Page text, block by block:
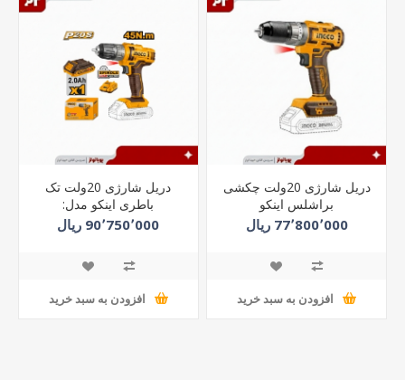
دریل شارژی 20ولت چکشی
براشلس اینکو
مدل:CIDLI20508
77٬800٬000 ریال
افزودن به سبد خرید
دریل شارژی 20ولت تک
باطری اینکو مدل:
CDLI200518
90٬750٬000 ریال
افزودن به سبد خرید